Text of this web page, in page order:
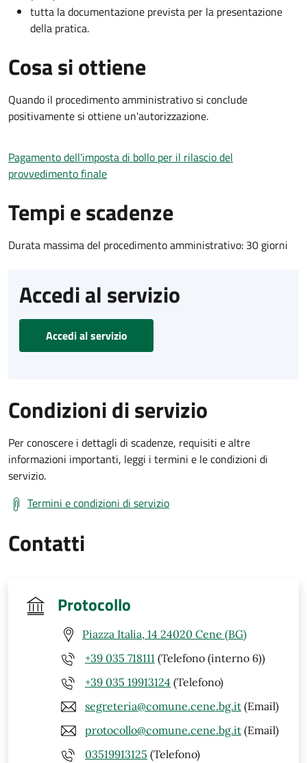
tutta la documentazione prevista per la presentazione
della pratica.
Cosa si ottiene
Quando il procedimento amministrativo si conclude
positivamente si ottiene un'autorizzazione.
Pagamento dell'imposta di bollo per il rilascio del
provvedimento finale
Tempi e scadenze
Durata massima del procedimento amministrativo: 30 giorni
Accedi al servizio
Accedi al servizio
Condizioni di servizio
Per conoscere i dettagli di scadenze, requisiti e altre
informazioni importanti, leggi i termini e le condizioni di
servizio.
Termini e condizioni di servizio
Contatti
Protocollo
Piazza Italia, 14 24020 Cene (BG)
+39 035 718111 (Telefono (interno 6))
+39 035 19913124 (Telefono)
segreteria@comune.cene.bg.it (Email)
protocollo@comune.cene.bg.it (Email)
03519913125 (Telefono)